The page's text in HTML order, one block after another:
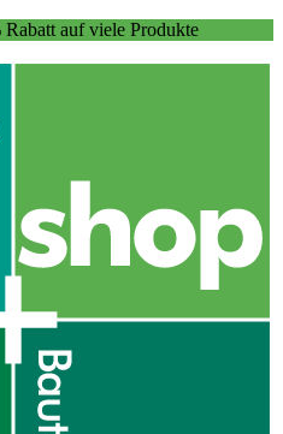
Rabatt auf viele Produkte